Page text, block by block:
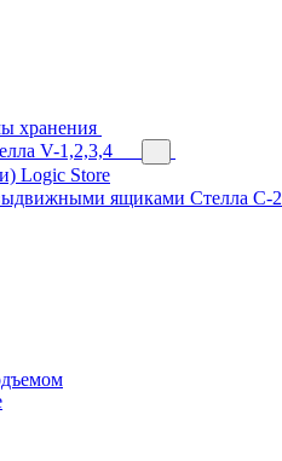
хранения
V-1,2,3,4
Logiс Store
ящиками Стелла С-2